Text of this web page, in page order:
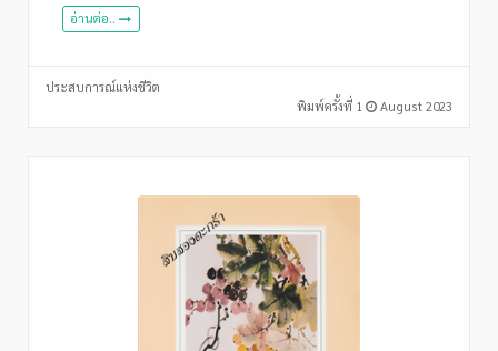
อ่านต่อ..
ประสบการณ์แห่งชีวิต
พิมพ์ครั้งที่ 1
August 2023